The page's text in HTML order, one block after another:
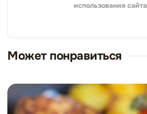
использования сайта
Может понравиться